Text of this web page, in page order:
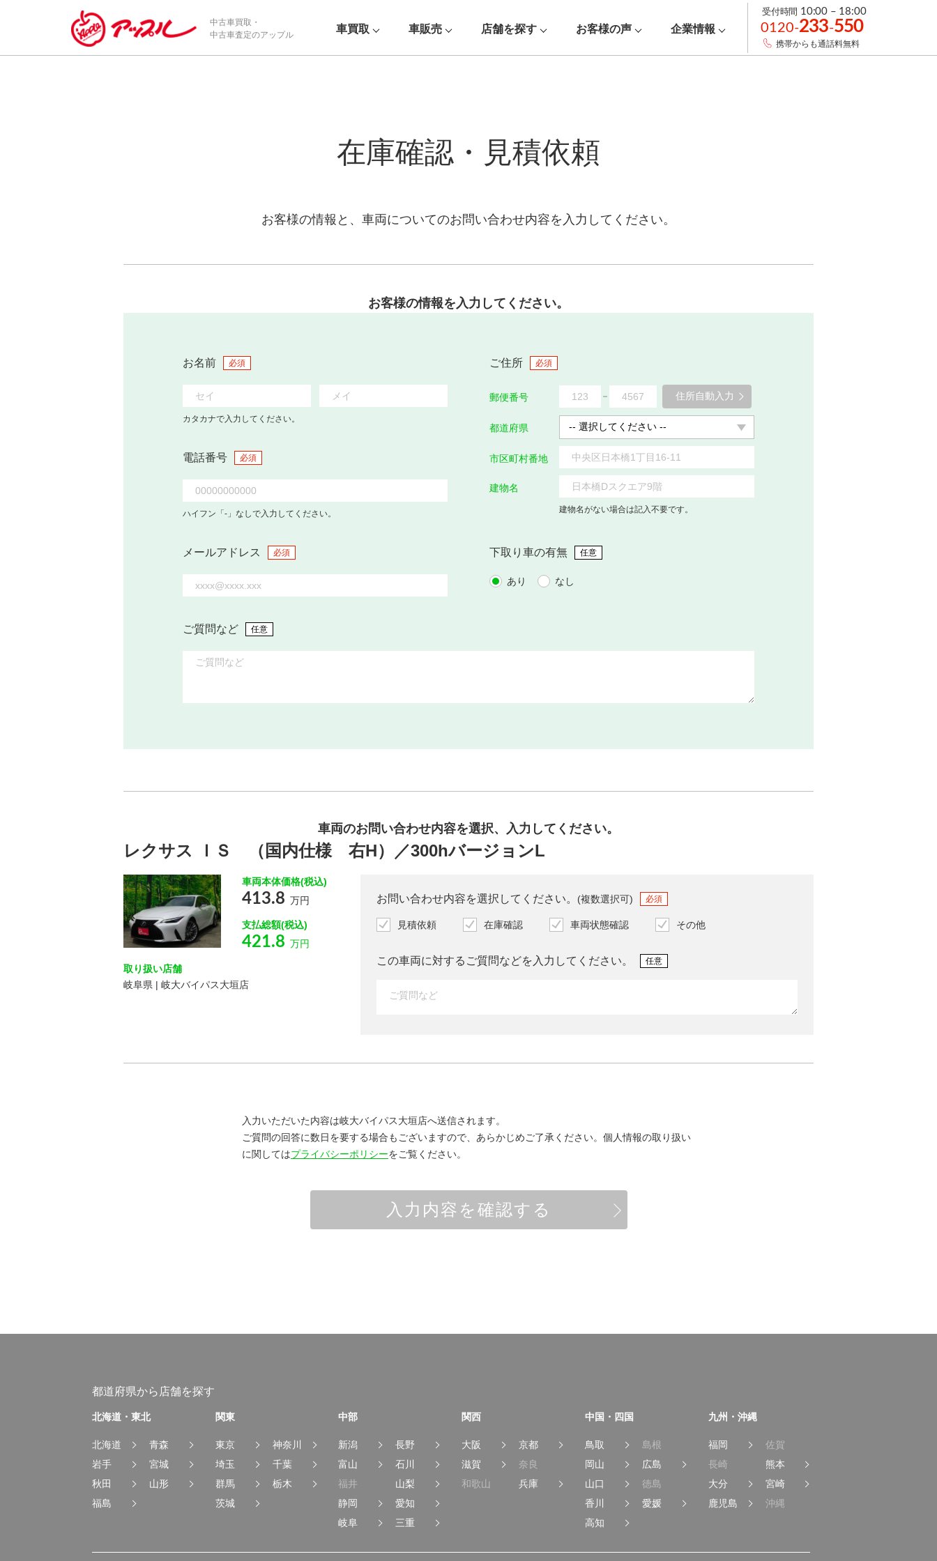
中古車買取・
中古車査定のアップル
車買取 車販売 店舗を探す お客様の声 企業情報
受付時間 10:00 – 18:00
0120-233-550
携帯からも通話料無料
在庫確認・見積依頼
お客様の情報と、車両についてのお問い合わせ内容を入力してください。
お客様の情報を入力してください。
お名前 必須
カタカナで入力してください。
ご住所 必須
郵便番号 住所自動入力
都道府県
市区町村番地
建物名
建物名がない場合は記入不要です。
電話番号 必須
ハイフン「-」なしで入力してください。
メールアドレス 必須 下取り車の有無 任意
あり なし
ご質問など 任意
車両のお問い合わせ内容を選択、入力してください。
レクサス ＩＳ （国内仕様 右H）／300hバージョンL
車両本体価格(税込)
413.8 万円
支払総額(税込)
421.8 万円
取り扱い店舗
岐阜県 | 岐大バイパス大垣店
お問い合わせ内容を選択してください。 (複数選択可) 必須
見積依頼 在庫確認 車両状態確認 その他
この車両に対するご質問などを入力して ください。 任意
入力いただいた内容は岐大バイパス大垣店へ送信されます。
ご質問の回答に数日を要する場合もございますので、あらかじめご了承ください。 個人情報の取り扱い
に関してはプライバシーポリシーをご覧ください。
入力内容を確認する
都道府県から店舗を探す
北海道・東北
北海道
青森
岩手
宮城
秋田
山形
福島
関東
東京
神奈川
埼玉
千葉
群馬
栃木
茨城
中部
新潟
長野
富山
石川
福井
山梨
静岡
愛知
岐阜
三重
関西
大阪
京都
滋賀
奈良
和歌山
兵庫
中国・四国
鳥取
島根
岡山
広島
山口
徳島
香川
愛媛
高知
九州・沖縄
福岡
佐賀
長崎
熊本
大分
宮崎
鹿児島
沖縄